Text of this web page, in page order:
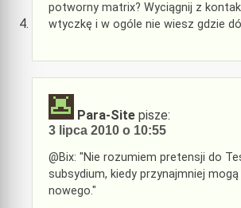
potworny matrix? Wyciągnij z
wtyczkę i w ogóle nie wiesz gdzie
Para-Site pisze:
3 lipca 2010 o 10:55
@Bix: "Nie rozumiem pretensji do
subsydium, kiedy przynajmniej
nowego."